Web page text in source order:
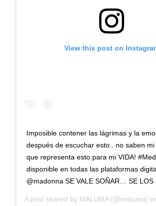
View this post on
Imposible contener las lágrimas y la
después de escuchar esto.. no saben
que representa esto para mi VIDA!
disponible en todas las plataformas
@madonna SE VALE SOÑAR… SE LOS
A post shared by MALUMA(@maluma)